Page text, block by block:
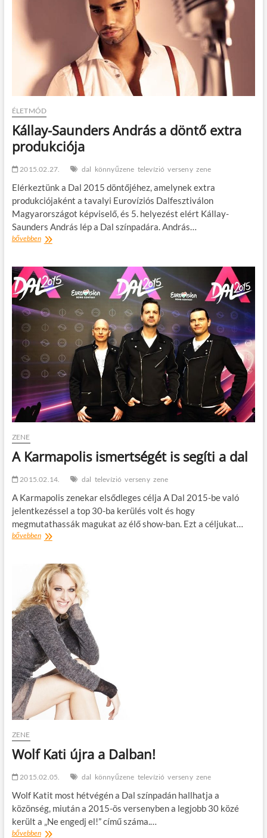
ÉLETMÓD
Kállay-Saunders András a döntő extra
produkciója
2015.02.27. dal könnyűzene televízió verseny zene
Elérkeztünk a Dal 2015 döntőjéhez, amelynek extra
produkciójaként a tavalyi Eurovíziós Dalfesztiválon
Magyarországot képviselő, és 5. helyezést elért Kállay-
Saunders András lép a Dal színpadára. András…
bővebbenKállay-
a
döntő
extra
ZENE
A Karmapolis ismertségét is segíti a dal
2015.02.14. dal televízió verseny zene
A Karmapolis zenekar elsődleges célja A Dal 2015-be való
jelentkezéssel a top 30-ba kerülés volt és hogy
megmutathassák magukat az élő show-ban. Ezt a céljukat…
bővebbenA
is
segíti
a
dal
ZENE
Wolf Kati újra a Dalban!
2015.02.05. dal könnyűzene televízió verseny zene
Wolf Katit most hétvégén a Dal színpadán hallhatja a
közönség, miután a 2015-ös versenyben a legjobb 30 közé
került a „Ne engedj el!” című száma.…
bővebbenWolf